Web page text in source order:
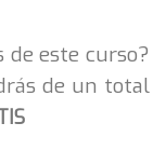
de este curso?
de un total